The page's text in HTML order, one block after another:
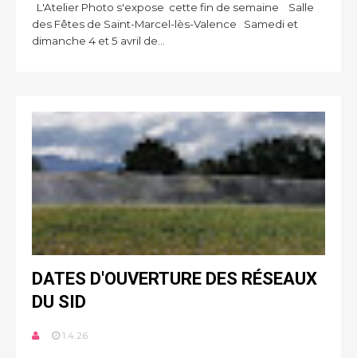
L'Atelier Photo s'expose cette fin de semaine Salle
des Fêtes de Saint-Marcel-lès-Valence Samedi et
dimanche 4 et 5 avril de...
DATES D'OUVERTURE DES RÉSEAUX
DU SID
1.4.26